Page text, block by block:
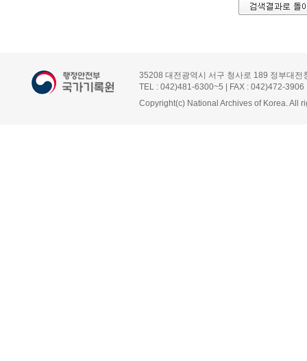
35208 대전광역시 서구 청사로 189 정부대전
TEL : 042)481-6300~5 | FAX : 042)472-3906
Copyright(c) National Archives of Korea. All